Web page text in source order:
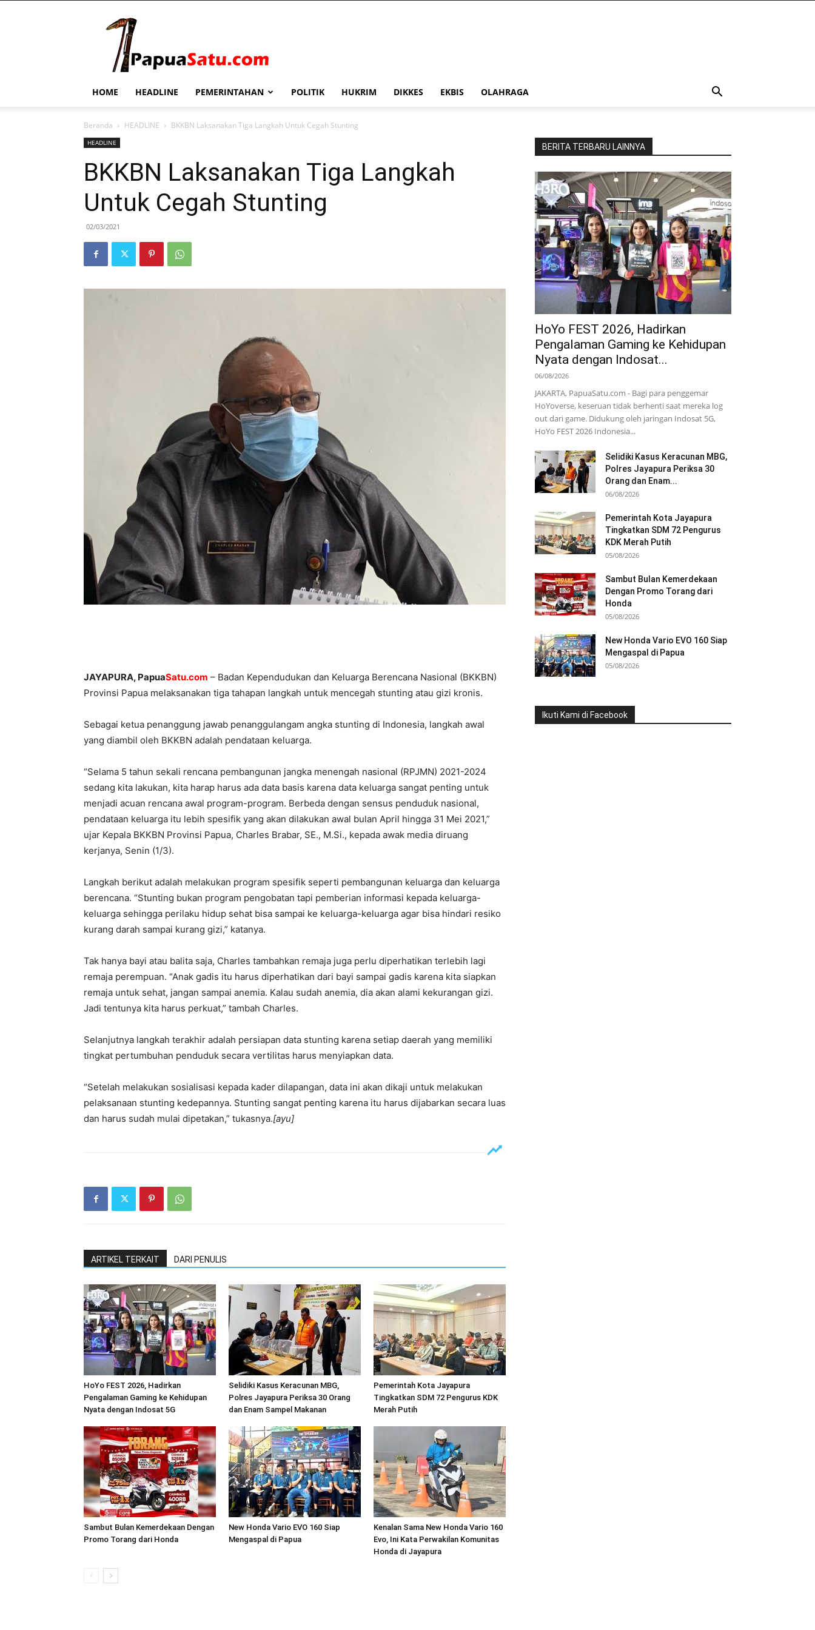
HOME HEADLINE PEMERINTAHAN POLITIK HUKRIM DIKKES EKBIS OLAHRAGA
Beranda HEADLINE BKKBN Laksanakan Tiga Langkah Untuk Cegah Stunting
HEADLINE
BKKBN Laksanakan Tiga Langkah
Untuk Cegah Stunting
02/03/2021
JAYAPURA, PapuaSatu.com – Badan Kependudukan dan Keluarga Berencana Nasional (BKKBN)
Provinsi Papua melaksanakan tiga tahapan langkah untuk mencegah stunting atau gizi kronis.
Sebagai ketua penanggung jawab penanggulangam angka stunting di Indonesia, langkah awal
yang diambil oleh BKKBN adalah pendataan keluarga.
“Selama 5 tahun sekali rencana pembangunan jangka menengah nasional (RPJMN) 2021-2024
sedang kita lakukan, kita harap harus ada data basis karena data keluarga sangat penting untuk
menjadi acuan rencana awal program-program. Berbeda dengan sensus penduduk nasional,
pendataan keluarga itu lebih spesifik yang akan dilakukan awal bulan April hingga 31 Mei 2021,”
ujar Kepala BKKBN Provinsi Papua, Charles Brabar, SE., M.Si., kepada awak media diruang
kerjanya, Senin (1/3).
Langkah berikut adalah melakukan program spesifik seperti pembangunan keluarga dan keluarga
berencana. “Stunting bukan program pengobatan tapi pemberian informasi kepada keluarga-
keluarga sehingga perilaku hidup sehat bisa sampai ke keluarga-keluarga agar bisa hindari resiko
kurang darah sampai kurang gizi,” katanya.
Tak hanya bayi atau balita saja, Charles tambahkan remaja juga perlu diperhatikan terlebih lagi
remaja perempuan. “Anak gadis itu harus diperhatikan dari bayi sampai gadis karena kita siapkan
remaja untuk sehat, jangan sampai anemia. Kalau sudah anemia, dia akan alami kekurangan gizi.
Jadi tentunya kita harus perkuat,” tambah Charles.
Selanjutnya langkah terakhir adalah persiapan data stunting karena setiap daerah yang memiliki
tingkat pertumbuhan penduduk secara vertilitas harus menyiapkan data.
“Setelah melakukan sosialisasi kepada kader dilapangan, data ini akan dikaji untuk melakukan
pelaksanaan stunting kedepannya. Stunting sangat penting karena itu harus dijabarkan secara luas
dan harus sudah mulai dipetakan,” tukasnya.[ayu]
ARTIKEL TERKAIT DARI PENULIS
HoYo FEST 2026, Hadirkan
Pengalaman Gaming ke Kehidupan
Nyata dengan Indosat 5G
Selidiki Kasus Keracunan MBG,
Polres Jayapura Periksa 30 Orang
dan Enam Sampel Makanan
Pemerintah Kota Jayapura
Tingkatkan SDM 72 Pengurus KDK
Merah Putih
Sambut Bulan Kemerdekaan Dengan
Promo Torang dari Honda
New Honda Vario EVO 160 Siap
Mengaspal di Papua
Kenalan Sama New Honda Vario 160
Evo, Ini Kata Perwakilan Komunitas
Honda di Jayapura
BERITA TERBARU LAINNYA
HoYo FEST 2026, Hadirkan
Pengalaman Gaming ke Kehidupan
Nyata dengan Indosat...
06/08/2026
JAKARTA, PapuaSatu.com - Bagi para penggemar
HoYoverse, keseruan tidak berhenti saat mereka log
out dari game. Didukung oleh jaringan Indosat 5G,
HoYo FEST 2026 Indonesia...
Selidiki Kasus Keracunan MBG,
Polres Jayapura Periksa 30
Orang dan Enam...
06/08/2026
Pemerintah Kota Jayapura
Tingkatkan SDM 72 Pengurus
KDK Merah Putih
05/08/2026
Sambut Bulan Kemerdekaan
Dengan Promo Torang dari
Honda
05/08/2026
New Honda Vario EVO 160 Siap
Mengaspal di Papua
05/08/2026
Ikuti Kami di Facebook